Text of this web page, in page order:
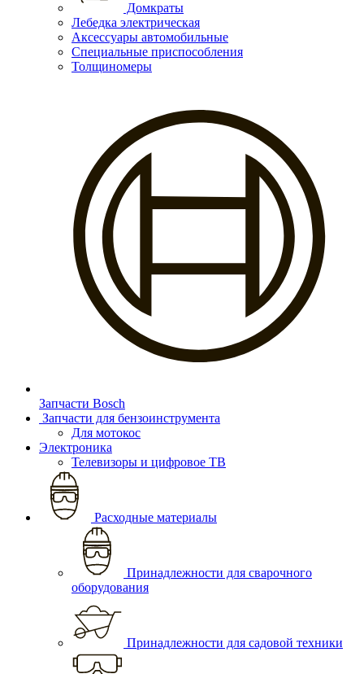
Домкраты
Лебедка электрическая
Аксессуары автомобильные
Специальные приспособления
Толщиномеры
Запчасти Bosch
Запчасти для бензоинструмента
Для мотокос
Электроника
Телевизоры и цифровое ТВ
Расходные материалы
Принадлежности для сварочного
оборудования
Принадлежности для садовой техники